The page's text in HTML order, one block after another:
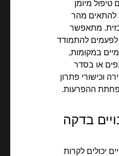
מיומן
להתאים מהר
מתאפשר
להתמודד
במקומות,
או בסדר
וכישורי פתרון
ההפרעות.
בדקה
יכולים לקרות